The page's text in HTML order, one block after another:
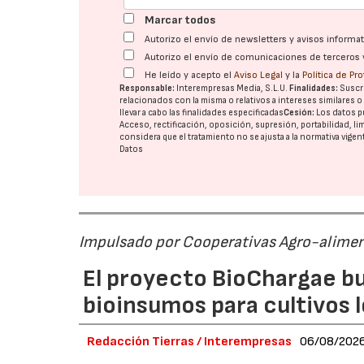
Marcar todos
Autorizo el envío de newsletters y avisos
Autorizo el envío de comunicaciones de
He leído y acepto elAviso Legal y la Política de
Responsable: Interempresas Media, S.L.U. Finalidades:
relacionados con la misma o relativos a intereses similares
llevar a cabo las finalidades especificadasCesión: Los datos
Acceso, rectificación, oposición, supresión, portabilidad,
considera que el tratamiento no se ajusta a la normativa
Datos
Impulsado por Cooperativas Agro-
El proyecto BioChargae
bioinsumos para cultivos
Redacción Tierras / Interempresas 06/08/